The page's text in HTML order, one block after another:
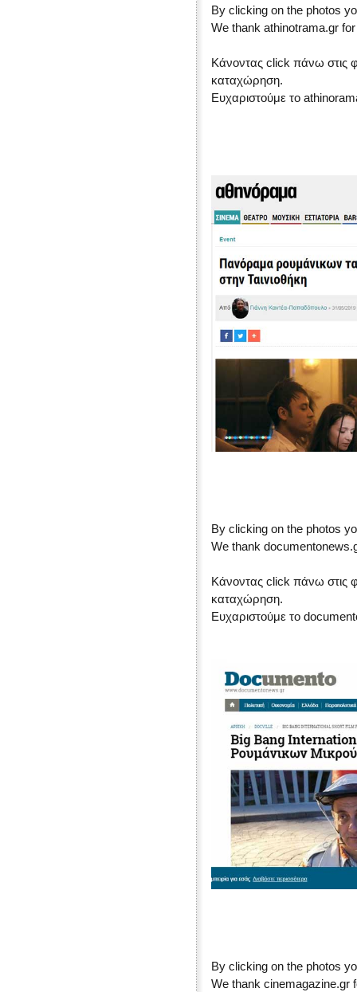
By clicking on the photos
We thank athinotrama.gr
Κάνοντας click πάνω στις
καταχώρηση.
Ευχαριστούμε το
By clicking on the photos
We thank
Κάνοντας click πάνω στις
καταχώρηση.
Ευχαριστούμε το
By clicking on the photos
We thank cinemagazine.gr